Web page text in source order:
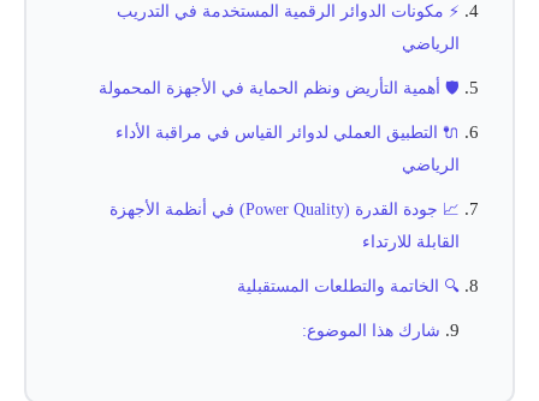
⚡ مكونات الدوائر الرقمية المستخدمة في التدريب
الرياضي
🛡️ أهمية التأريض ونظم الحماية في الأجهزة المحمولة
🔌 التطبيق العملي لدوائر القياس في مراقبة الأداء
الرياضي
📈 جودة القدرة (Power Quality) في أنظمة الأجهزة
القابلة للارتداء
🔍 الخاتمة والتطلعات المستقبلية
شارك هذا الموضوع: